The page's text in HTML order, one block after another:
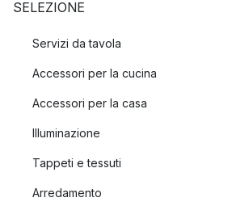
SELEZIONE
Servizi da tavola
Accessori per la cucina
Accessori per la casa
Illuminazione
Tappeti e tessuti
Arredamento